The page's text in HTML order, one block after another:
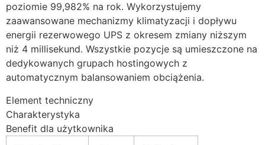
poziomie 99,982% na rok. Wykorzystujemy
zaawansowane mechanizmy klimatyzacji i dopływu
energii rezerwowego UPS z okresem zmiany niższym
niż 4 millisekund. Wszystkie pozycje są umieszczone na
dedykowanych grupach hostingowych z
automatycznym balansowaniem obciążenia.
Element techniczny
Charakterystyka
Benefit dla użytkownika